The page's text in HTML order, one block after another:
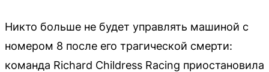
Никто больше не будет управлять машиной с
номером 8 после его трагической смерти:
команда Richard Childress Racing приостановила